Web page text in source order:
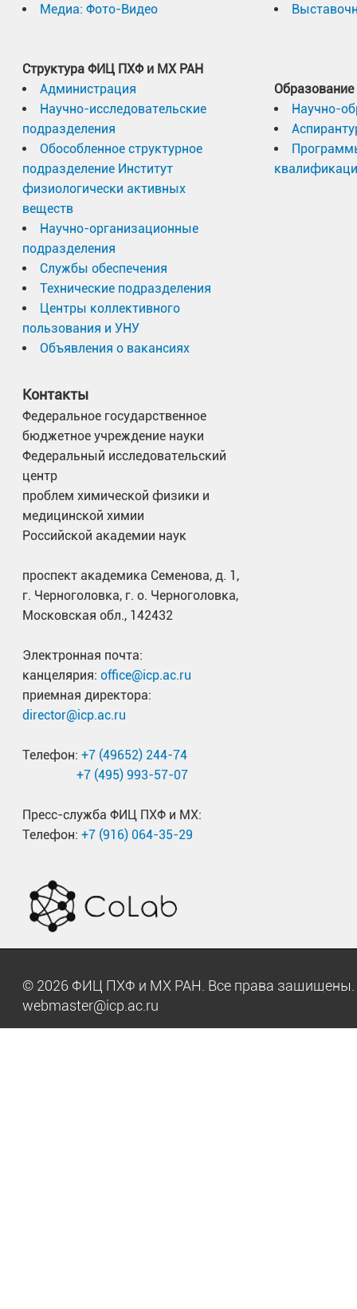
Медиа: Фото-Видео
Структура ФИЦ ПХФ и МХ РАН
Администрация
Научно-исследовательские
подразделения
Обособленное структурное
подразделение Институт
физиологически активных
веществ
Научно-организационные
подразделения
Службы обеспечения
Технические подразделения
Центры коллективного
пользования и УНУ
Объявления о вакансиях
Образование
Научно-
Контакты
Федеральное государственное
бюджетное учреждение науки
Федеральный исследовательский
центр
проблем химической физики и
медицинской химии
Российской академии наук
проспект академика Семенова, д. 1,
г. Черноголовка, г. о. Черноголовка,
Московская обл., 142432
Электронная почта:
канцелярия: office@icp.ac.ru
приемная директора:
director@icp.ac.ru
Телефон: +7 (49652) 244-74
+7 (495) 993-57-07
Пресс-служба ФИЦ ПХФ и МХ:
Телефон: +7 (916) 064-35-29
© 2026 ФИЦ ПХФ и МХ РАН. Все права
webmaster@icp.ac.ru